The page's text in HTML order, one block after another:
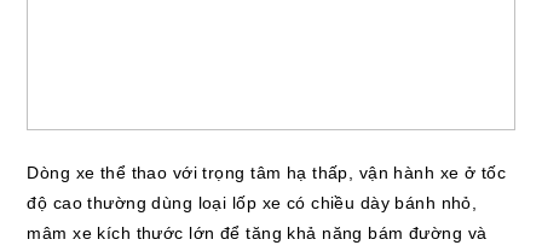
Dòng xe thể thao với trọng tâm hạ thấp, vận hành xe ở tốc
độ cao thường dùng loại lốp xe có chiều dày bánh nhỏ,
mâm xe kích thước lớn để tăng khả năng bám đường và